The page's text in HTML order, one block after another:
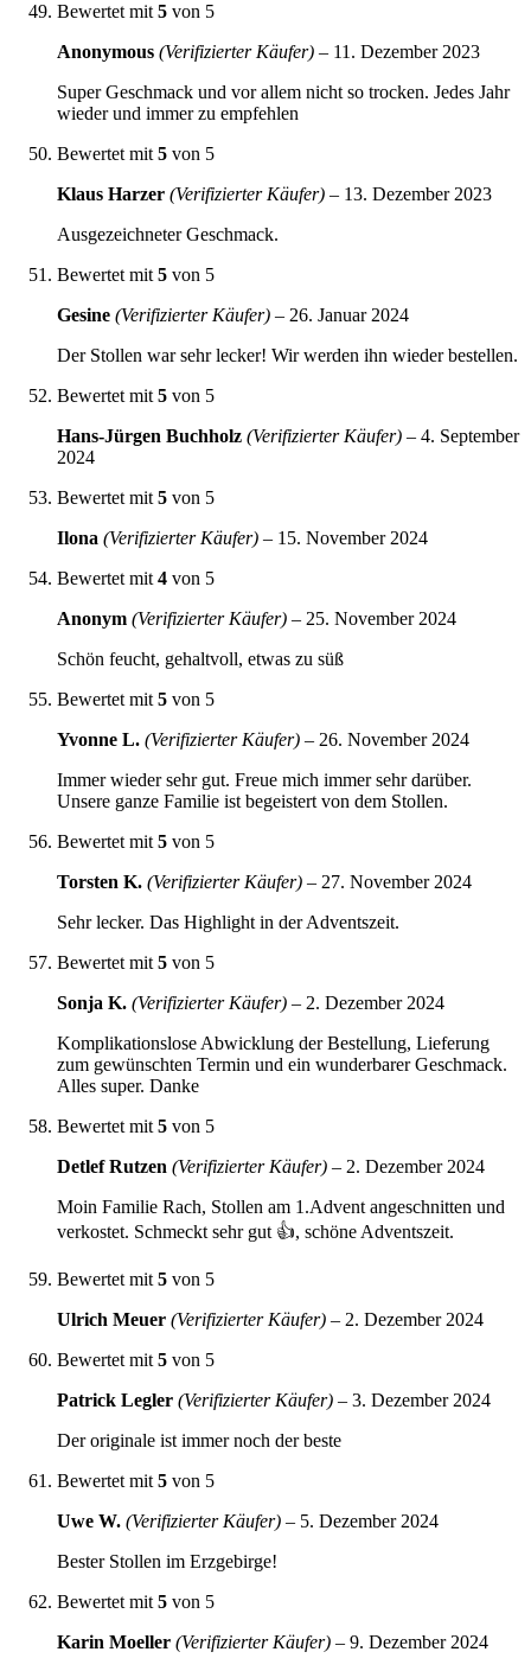
Bewertet mit 5 von 5
Anonymous (Verifizierter Käufer) – 11. Dezember 2023
Super Geschmack und vor allem nicht so trocken. Jedes Jahr
wieder und immer zu empfehlen
Bewertet mit 5 von 5
Klaus Harzer (Verifizierter Käufer) – 13. Dezember 2023
Ausgezeichneter Geschmack.
Bewertet mit 5 von 5
Gesine (Verifizierter Käufer) – 26. Januar 2024
Der Stollen war sehr lecker! Wir werden ihn wieder bestellen.
Bewertet mit 5 von 5
Hans-Jürgen Buchholz (Verifizierter Käufer) – 4. September
2024
Bewertet mit 5 von 5
Ilona (Verifizierter Käufer) – 15. November 2024
Bewertet mit 4 von 5
Anonym (Verifizierter Käufer) – 25. November 2024
Schön feucht, gehaltvoll, etwas zu süß
Bewertet mit 5 von 5
Yvonne L. (Verifizierter Käufer) – 26. November 2024
Immer wieder sehr gut. Freue mich immer sehr darüber.
Unsere ganze Familie ist begeistert von dem Stollen.
Bewertet mit 5 von 5
Torsten K. (Verifizierter Käufer) – 27. November 2024
Sehr lecker. Das Highlight in der Adventszeit.
Bewertet mit 5 von 5
Sonja K. (Verifizierter Käufer) – 2. Dezember 2024
Komplikationslose Abwicklung der Bestellung, Lieferung
zum gewünschten Termin und ein wunderbarer Geschmack.
Alles super. Danke
Bewertet mit 5 von 5
Detlef Rutzen (Verifizierter Käufer) – 2. Dezember 2024
Moin Familie Rach, Stollen am 1.Advent angeschnitten und
verkostet. Schmeckt sehr gut 👍, schöne Adventszeit.
Bewertet mit 5 von 5
Ulrich Meuer (Verifizierter Käufer) – 2. Dezember 2024
Bewertet mit 5 von 5
Patrick Legler (Verifizierter Käufer) – 3. Dezember 2024
Der originale ist immer noch der beste
Bewertet mit 5 von 5
Uwe W. (Verifizierter Käufer) – 5. Dezember 2024
Bester Stollen im Erzgebirge!
Bewertet mit 5 von 5
Karin Moeller (Verifizierter Käufer) – 9. Dezember 2024